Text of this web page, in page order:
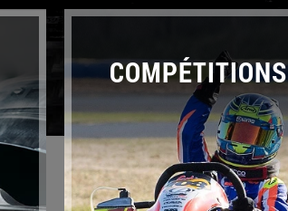
COMPÉTITIONS